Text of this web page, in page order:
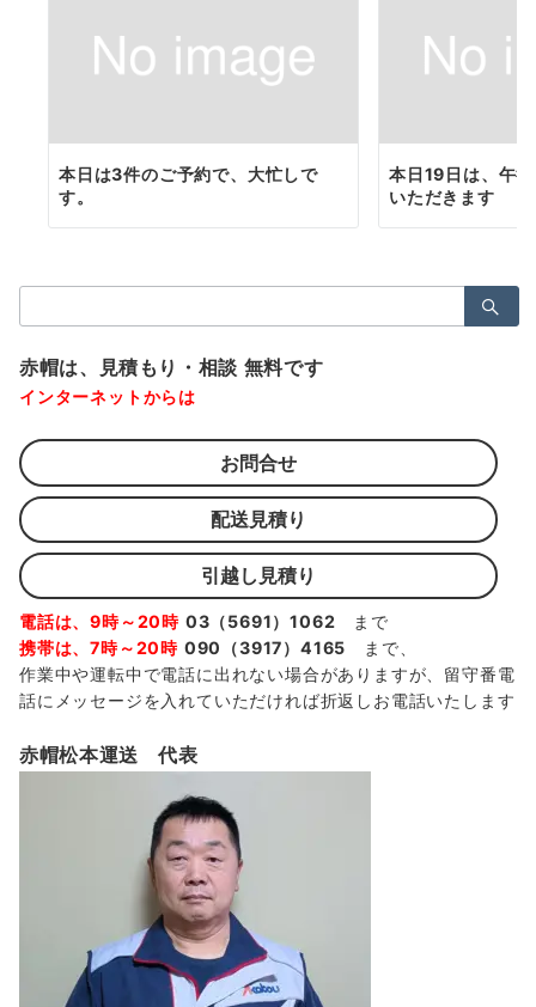
本日は3件のご予約で、大忙しで
す。
本日19日は、午
いただきます
索：
赤帽は、見積もり・相談 無料です
インターネットからは
お問合せ
配送見積り
引越し見積り
電話は、9時～20時 03（5691）1062 まで
携帯は、7時～20時 090（3917）4165 まで、
作業中や運転中で電話に出れない場合がありますが、留守番電
話にメッセージを入れていただければ折返しお電話いたします
赤帽松本運送 代表